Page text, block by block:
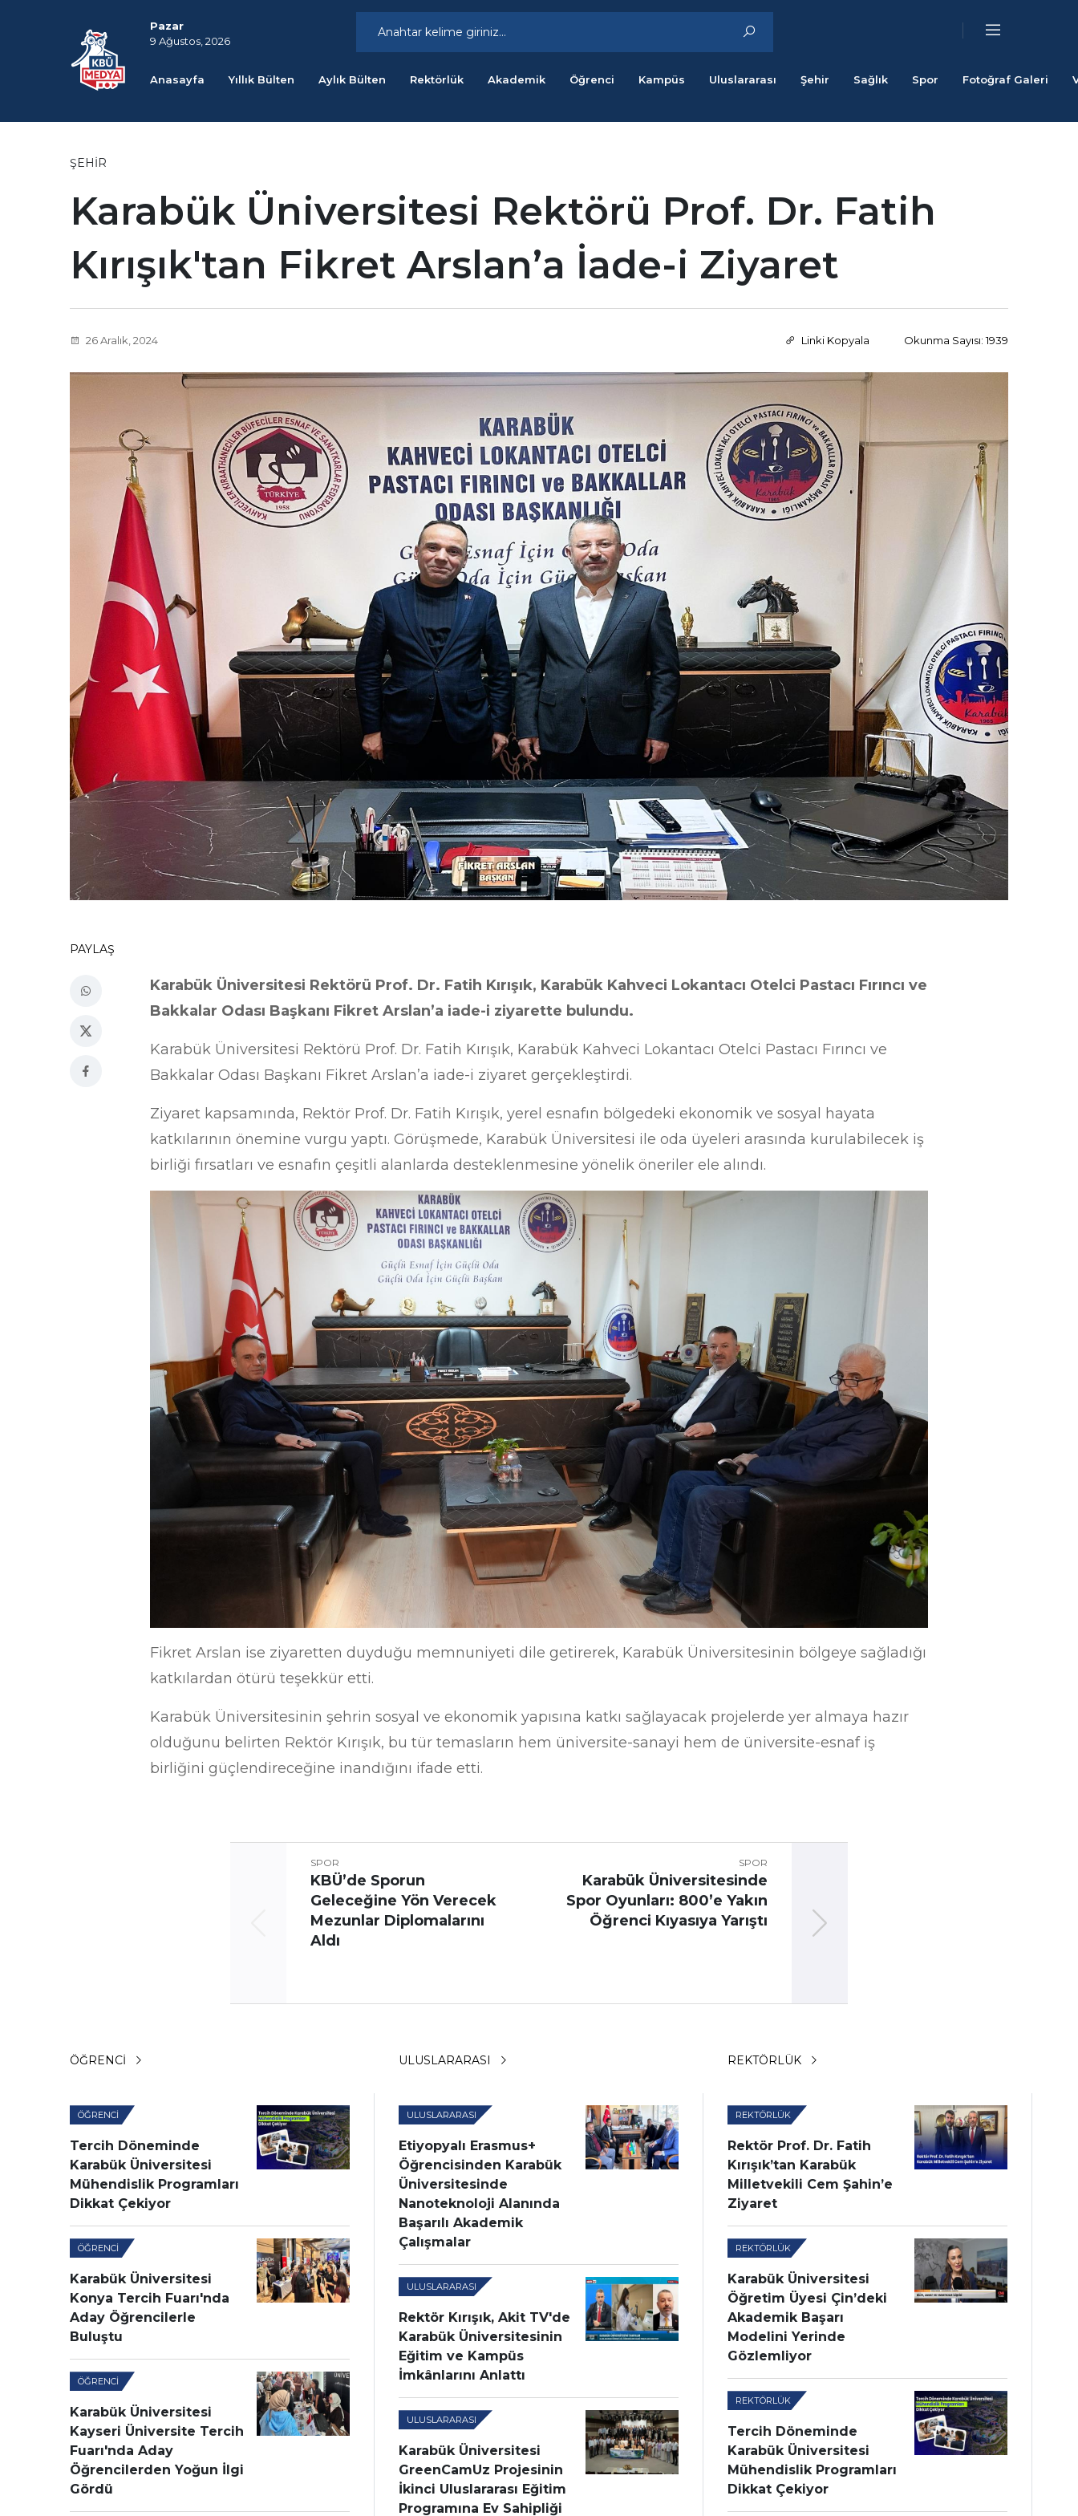
Pazar
9 Ağustos, 2026
Anasayfa Yıllık Bülten Aylık Bülten Rektörlük Akademik Öğrenci Kampüs Uluslararası Şehir Sağlık Spor Fotoğraf Galeri
ŞEHIR
Karabük Üniversitesi Rektörü Prof. Dr. Fatih
Kırışık'tan Fikret Arslan’a İade-i Ziyaret
26 Aralık, 2024 Linki Kopyala Okunma Sayısı: 1939
PAYLAŞ
Karabük Üniversitesi Rektörü Prof. Dr. Fatih Kırışık, Karabük Kahveci Lokantacı Otelci Pastacı Fırıncı ve
Bakkalar Odası Başkanı Fikret Arslan’a iade-i ziyarette bulundu.
Karabük Üniversitesi Rektörü Prof. Dr. Fatih Kırışık, Karabük Kahveci Lokantacı Otelci Pastacı Fırıncı ve
Bakkalar Odası Başkanı Fikret Arslan’a iade-i ziyaret gerçekleştirdi.
Ziyaret kapsamında, Rektör Prof. Dr. Fatih Kırışık, yerel esnafın bölgedeki ekonomik ve sosyal hayata
katkılarının önemine vurgu yaptı. Görüşmede, Karabük Üniversitesi ile oda üyeleri arasında kurulabilecek iş
birliği fırsatları ve esnafın çeşitli alanlarda desteklenmesine yönelik öneriler ele alındı.
Fikret Arslan ise ziyaretten duyduğu memnuniyeti dile getirerek, Karabük Üniversitesinin bölgeye sağladığı
katkılardan ötürü teşekkür etti.
Karabük Üniversitesinin şehrin sosyal ve ekonomik yapısına katkı sağlayacak projelerde yer almaya hazır
olduğunu belirten Rektör Kırışık, bu tür temasların hem üniversite-sanayi hem de üniversite-esnaf iş
birliğini güçlendireceğine inandığını ifade etti.
SPOR
KBÜ’de Sporun
Geleceğine Yön Verecek
Mezunlar Diplomalarını
Aldı
SPOR
Karabük Üniversitesinde
Spor Oyunları: 800’e Yakın
Öğrenci Kıyasıya Yarıştı
Turnuvasında Çifte Kupa
ÖĞRENCI ULUSLARARASI REKTÖRLÜK
ÖĞRENCI
Tercih Döneminde
Karabük Üniversitesi
Mühendislik Programları
Dikkat Çekiyor
ÖĞRENCI
Karabük Üniversitesi
Konya Tercih Fuarı'nda
Aday Öğrencilerle
Buluştu
ÖĞRENCI
Karabük Üniversitesi
Kayseri Üniversite Tercih
Fuarı'nda Aday
Öğrencilerden Yoğun İlgi
Gördü
ULUSLARARASI
Etiyopyalı Erasmus+
Öğrencisinden Karabük
Üniversitesinde
Nanoteknoloji Alanında
Başarılı Akademik
Çalışmalar
ULUSLARARASI
Rektör Kırışık, Akit TV'de
Karabük Üniversitesinin
Eğitim ve Kampüs
İmkânlarını Anlattı
ULUSLARARASI
Karabük Üniversitesi
GreenCamUz Projesinin
İkinci Uluslararası Eğitim
Programına Ev Sahipliği
REKTÖRLÜK
Rektör Prof. Dr. Fatih
Kırışık’tan Karabük
Milletvekili Cem Şahin’e
Ziyaret
REKTÖRLÜK
Karabük Üniversitesi
Öğretim Üyesi Çin’deki
Akademik Başarı
Modelini Yerinde
Gözlemliyor
REKTÖRLÜK
Tercih Döneminde
Karabük Üniversitesi
Mühendislik Programları
Dikkat Çekiyor